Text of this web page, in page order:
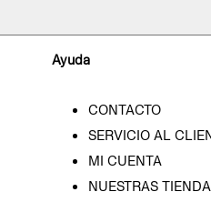
Ayuda
CONTACTO
SERVICIO AL
MI CUENTA
NUESTRAS